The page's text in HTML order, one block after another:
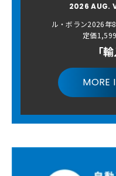
2026 AUG.
ル・ボラン2026
定価
「
MORE